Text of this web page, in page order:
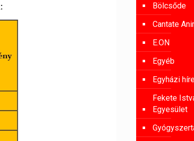
Bölcsőde
Cantate
E.ON
Egyéb
Egyházi
Fekete
Egyesület